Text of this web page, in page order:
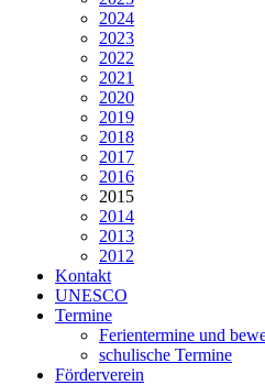
2024
2023
2022
2021
2020
2019
2018
2017
2016
2015
2014
2013
2012
Kontakt
UNESCO
Termine
Ferientermine und
schulische Termine
Förderverein